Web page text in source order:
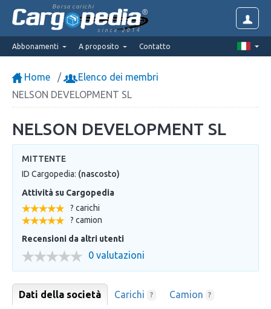
Borsa carichi
since 2014
Abbonamenti A proposito Contatto
Home
Elenco dei membri
NELSON DEVELOPMENT SL
NELSON DEVELOPMENT SL
MITTENTE
ID Cargopedia: (nascosto)
Attività su Cargopedia
? carichi
? camion
Recensioni da altri utenti
0 valutazioni
Dati della società Carichi ? Camion ?